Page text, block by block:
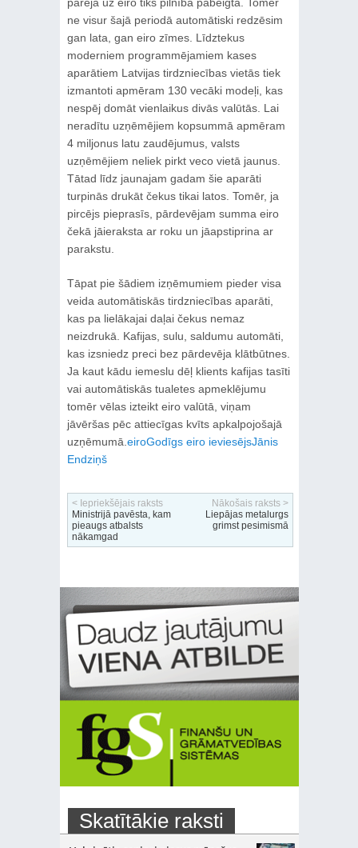
ne visur šajā periodā automātiski redzēsim
gan lata, gan eiro zīmes. Līdztekus
moderniem programmējamiem kases
aparātiem Latvijas tirdzniecības vietās tiek
izmantoti apmēram 130 vecāki modeļi, kas
nespēj domāt vienlaikus divās valūtās. Lai
neradītu uzņēmējiem kopsummā apmēram
4 miljonus latu zaudējumus, valsts
uzņēmējiem neliek pirkt veco vietā jaunus.
Tātad līdz jaunajam gadam šie aparāti
turpinās drukāt čekus tikai latos. Tomēr, ja
pircējs pieprasīs, pārdevējam summa eiro
čekā jāieraksta ar roku un jāapstiprina ar
parakstu.
Tāpat pie šādiem izņēmumiem pieder visa
veida automātiskās tirdzniecības aparāti,
kas pa lielākajai daļai čekus nemaz
neizdrukā. Kafijas, sulu, saldumu automāti,
kas izsniedz preci bez pārdevēja klātbūtnes.
Ja kaut kādu iemeslu dēļ klients kafijas tasīti
vai automātiskās tualetes apmeklējumu
tomēr vēlas izteikt eiro valūtā, viņam
jāvēršas pēc attiecīgas kvīts apkalpojošajā
uzņēmumā. eiroGodīgs eiro ieviesējsJānis
Endziņš
< Iepriekšējais raksts
Ministrijā pavēsta, kam
pieaugs atbalsts
nākamgad
Nākošais raksts >
Liepājas metalurgs
grimst pesimismā
Skatītākie raksti